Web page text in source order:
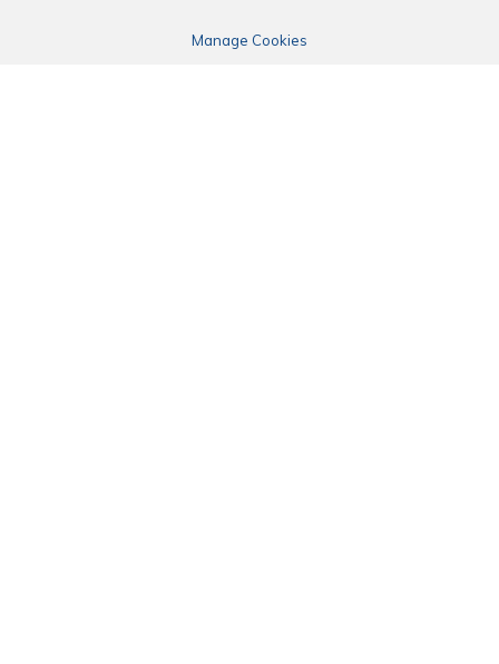
Manage Cookies